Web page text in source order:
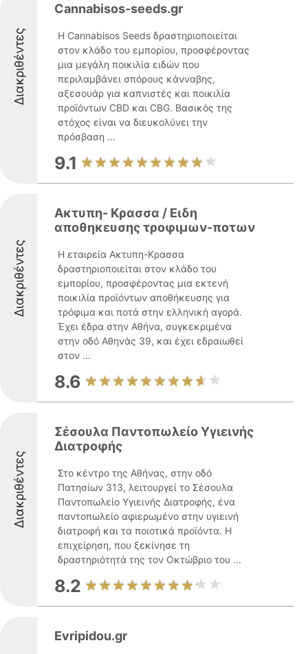
Διακριθέντες
Cannabisos-seeds.gr
Η Cannabisos Seeds δραστηριοποιείται
στον κλάδο του εμπορίου, προσφέροντας
μια μεγάλη ποικιλία ειδών που
περιλαμβάνει σπόρους κάνναβης,
αξεσουάρ για καπνιστές και ποικιλία
προϊόντων CBD και CBG. Βασικός της
στόχος είναι να διευκολύνει την
πρόσβαση ...
9.1
Διακριθέντες
Ακτυπη- Κρασσα / Ειδη
αποθηκευσης τροφιμων-ποτων
Η εταιρεία Ακτυπη-Κρασσα
δραστηριοποιείται στον κλάδο του
εμπορίου, προσφέροντας μια εκτενή
ποικιλία προϊόντων αποθήκευσης για
τρόφιμα και ποτά στην ελληνική αγορά.
Έχει έδρα στην Αθήνα, συγκεκριμένα
στην οδό Αθηνάς 39, και έχει εδραιωθεί
στον ...
8.6
Διακριθέντες
Σέσουλα Παντοπωλείο Υγιεινής
Διατροφής
Στο κέντρο της Αθήνας, στην οδό
Πατησίων 313, λειτουργεί το Σέσουλα
Παντοπωλείο Υγιεινής Διατροφής, ένα
παντοπωλείο αφιερωμένο στην υγιεινή
διατροφή και τα ποιοτικά προϊόντα. Η
επιχείρηση, που ξεκίνησε τη
δραστηριότητά της τον Οκτώβριο του ...
8.2
Evripidou.gr